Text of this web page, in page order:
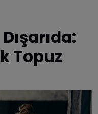
Topuz